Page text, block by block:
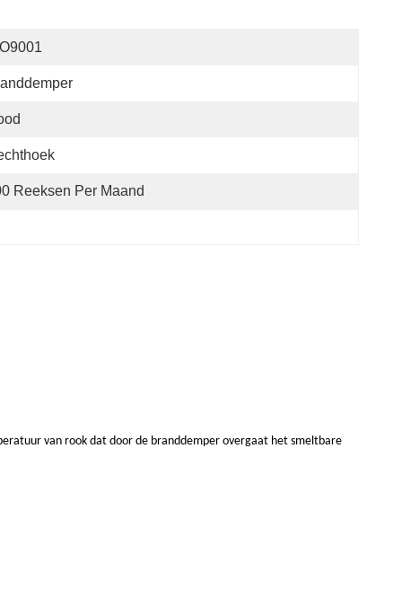
Reeksen Per Maand
van rook dat door de branddemper overgaat het smeltbare